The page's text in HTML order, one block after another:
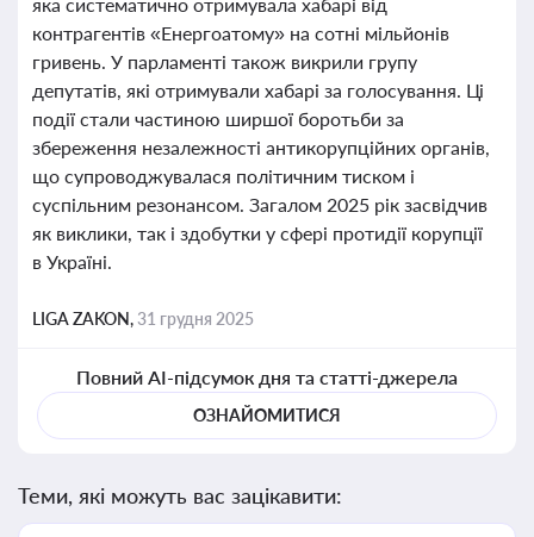
контрагентів «Енергоатому» на сотні мільйонів
гривень. У парламенті також викрили групу
депутатів, які отримували хабарі за голосування. Ці
події стали частиною ширшої боротьби за
збереження незалежності антикорупційних органів,
що супроводжувалася політичним тиском і
суспільним резонансом. Загалом 2025 рік засвідчив
як виклики, так і здобутки у сфері протидії корупції
в Україні.
LIGA ZAKON,31 грудня 2025
Повний AI-підсумок дня та статті-джерела
ОЗНАЙОМИТИСЯ
Теми, які можуть вас зацікавити: